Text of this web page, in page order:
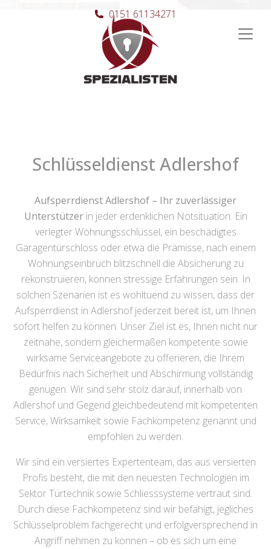
Hauptnavigation
0151 61134271
Schlüsseldienst Adlershof
Aufsperrdienst Adlershof – Ihr zuverlässiger
Unterstützerin jeder erdenklichen Notsituation. Ein
verlegter Wohnungsschlüssel, ein beschädigtes
Garagentürschloss oder etwa die Prämisse, nach einem
Wohnungseinbruch blitzschnell die Absicherung zu
rekonstruieren, können stressige Erfahrungen sein. In
solchen Szenarien ist es wohltuend zu wissen, dass der
Aufsperrdienst in Adlershof jederzeit bereit ist, um Ihnen
sofort helfen zu können. Unser Ziel ist es, Ihnen nicht nur
zeitnahe, sondern gleichermaßen kompetente sowie
wirksame Serviceangebote zu offerieren, die Ihrem
Bedürfnis nach Sicherheit und Abschirmung vollständig
genügen. Wir sind sehr stolz darauf, innerhalb von
Adlershof und Gegend gleichbedeutend mit kompetenten
Service, Wirksamkeit sowie Fachkompetenz genannt und
empfohlen zu werden.
Wir sind ein versiertes Expertenteam, das aus versierten
Profis besteht, die mit den neuesten Technologien im
Sektor Türtechnik sowie Schliesssysteme vertraut sind.
Durch diese Fachkompetenz sind wir befähigt, jegliches
Schlüsselproblem fachgerecht und erfolgversprechend in
Angriff nehmen zu können – ob es sich um eine